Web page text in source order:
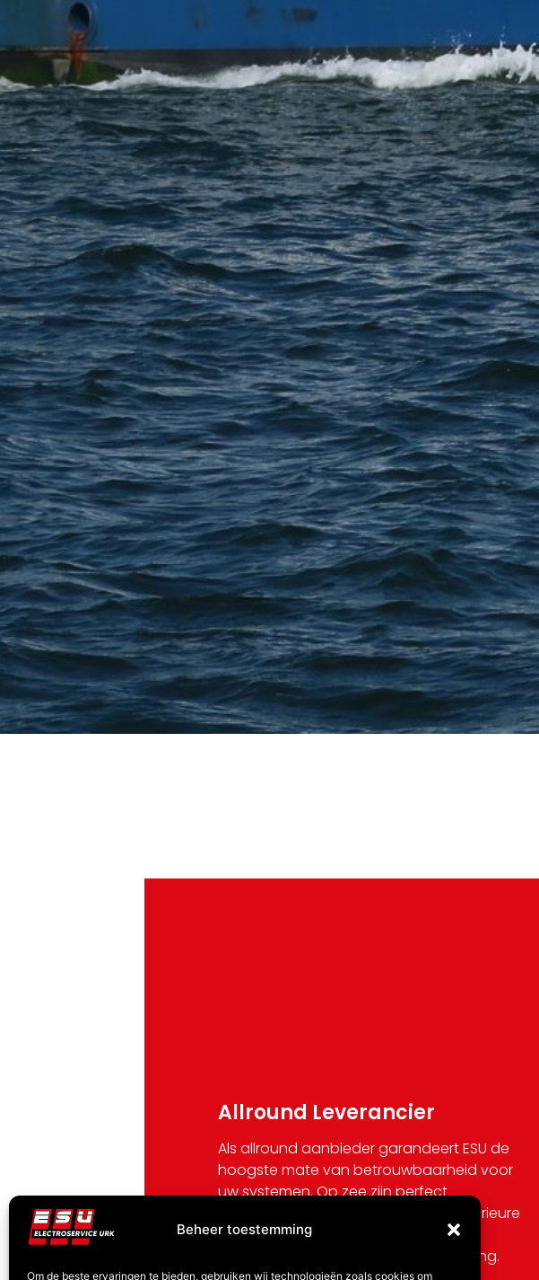
Beheer toestemming
Om de beste ervaringen te bieden, gebruiken wij technologieën zoals cookies om
Allround Leverancier
Als allround aanbieder garandeert ESU de
hoogste mate van betrouwbaarheid voor
uw systemen. Op zee zijn perfect
functionerende systemen en de superieure
kwaliteit en betrouwbaarheid van de
energievoorziening van cruciaal belang.